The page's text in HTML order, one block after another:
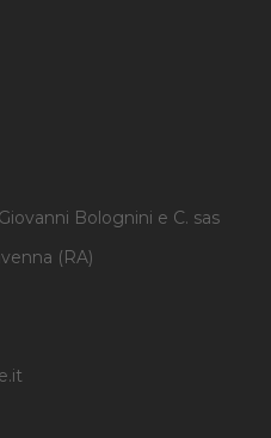
Bolognini e C. sas
(RA)